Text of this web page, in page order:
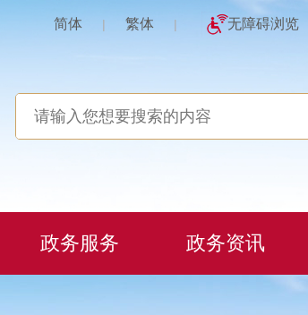
简体 | 繁体 | 无障碍浏览
政务服务 政务资讯